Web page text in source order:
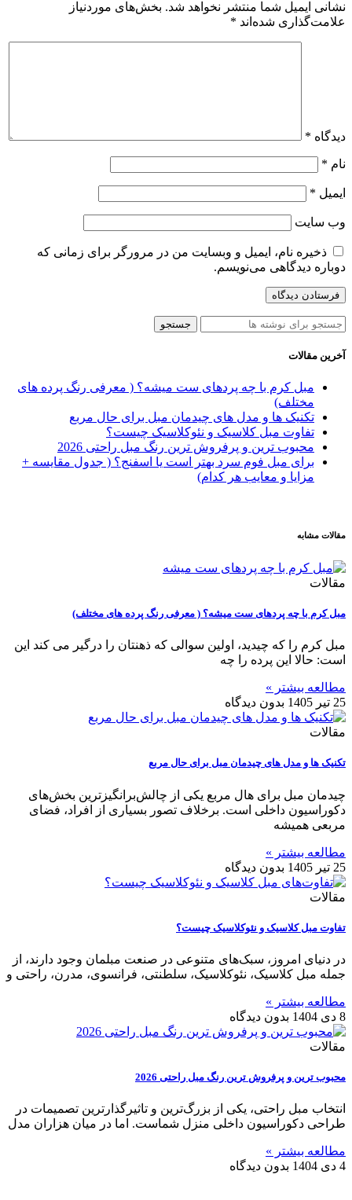
نشانی ایمیل شما منتشر نخواهد شد. بخش‌های موردنیاز
علامت‌گذاری شده‌اند *
دیدگاه *
نام *
ایمیل *
وب‌ سایت
ذخیره نام، ایمیل و وبسایت من در مرورگر برای زمانی که
دوباره دیدگاهی می‌نویسم.
جستجو
آخرین مقالات
مبل کرم با چه پردهای ست میشه؟ ( معرفی رنگ پرده های
مختلف)
تکنیک ها و مدل های چیدمان مبل برای حال مربع
تفاوت‌ مبل کلاسیک و نئوکلاسیک چیست؟
محبوب ترین و پرفروش ترین رنگ مبل راحتی 2026
برای مبل فوم سرد بهتر است یا اسفنج؟ ( جدول مقایسه +
مزایا و معایب هر کدام)
مقالات مشابه
مقالات
مبل کرم با چه پردهای ست میشه؟ ( معرفی رنگ پرده های مختلف)
مبل کرم را که چیدید، اولین سوالی که ذهنتان را درگیر می کند این
است: حالا این پرده را چه
مطالعه بیشتر »
25 تیر 1405
بدون دیدگاه
مقالات
تکنیک ها و مدل های چیدمان مبل برای حال مربع
چیدمان مبل برای هال مربع یکی از چالش‌برانگیزترین بخش‌های
دکوراسیون داخلی است. برخلاف تصور بسیاری از افراد، فضای
مربعی همیشه
مطالعه بیشتر »
25 تیر 1405
بدون دیدگاه
مقالات
تفاوت‌ مبل کلاسیک و نئوکلاسیک چیست؟
در دنیای امروز، سبک‌های متنوعی در صنعت مبلمان وجود دارند، از
جمله مبل کلاسیک، نئوکلاسیک، سلطنتی، فرانسوی، مدرن، راحتی و
مطالعه بیشتر »
8 دی 1404
بدون دیدگاه
مقالات
محبوب ترین و پرفروش ترین رنگ مبل راحتی 2026
انتخاب مبل راحتی، یکی از بزرگ‌ترین و تاثیرگذارترین تصمیمات در
طراحی دکوراسیون داخلی منزل شماست. اما در میان هزاران مدل
مطالعه بیشتر »
4 دی 1404
بدون دیدگاه